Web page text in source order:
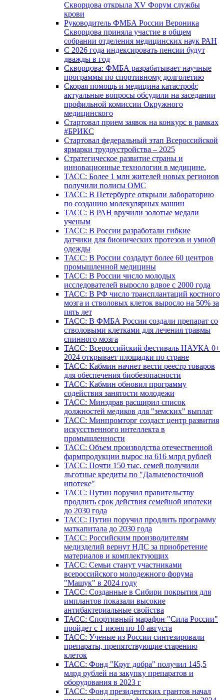
Скворцова открыла XV Форум службы
крови
Руководитель ФМБА России Вероника
Скворцова приняла участие в общем
собрании отделения медицинских наук РАН
С 2026 года индексировать пенсии будут
дважды в год
Скворцова: ФМБА разрабатывает научные
программы по спортивному долголетию
Скорая помощь и медицина катастроф:
актуальные вопросы обсудили на заседании
профильной комиссии Окружного
медицинского
Стартовал прием заявок на конкурс в рамках
#БРИКС
Стартовал федеральный этап Всероссийской
ярмарки трудоустройства – 2025
Стратегическое развитие страны и
инновационные технологии в медицине.
ТАСС: Более 1 млн жителей новых регионов
получили полисы ОМС
ТАСС: В Петербурге открыли лабораторию
по созданию молекулярных машин
ТАСС: В РАН вручили золотые медали
ученым
ТАСС: В России разработали гибкие
датчики для бионических протезов и умной
одежды
ТАСС: В России создадут более 60 центров
промышленной медицины
ТАСС: В России число молодых
исследователей выросло вдвое с 2000 года
ТАСС: В РФ число трансплантаций костного
мозга и стволовых клеток выросло на 50% за
пять лет
ТАСС: В ФМБА России создали препарат со
стволовыми клетками для лечения травмы
спинного мозга
ТАСС: Всероссийский фестиваль НАУКА 0+
2024 открывает площадки по стране
ТАСС: Кабмин начнет вести реестр товаров
для обеспечения биобезопасности
ТАСС: Кабмин обновил программу
содействия занятости молодежи
ТАСС: Минздрав расширил список
должностей медиков для "земских" выплат
ТАСС: Минпромторг создаст центр развития
искусственного интеллекта в
промышленности
ТАСС: Объем производства отечественной
фармпродукции вырос на 616 млрд рублей
ТАСС: Почти 150 тыс. семей получили
льготные кредиты по "Дальневосточной
ипотеке"
ТАСС: Путин поручил правительству
продлить срок действия семейной ипотеки
до 2030 года
ТАСС: Путин поручил продлить программу
маткапитала до 2030 года
ТАСС: Российским производителям
медизделий вернут НДС за приобретение
материалов и комплектующих
ТАСС: Семьи станут участниками
всероссийского молодежного форума
"Машук" в 2024 году
ТАСС: Созданные в Сибири покрытия для
имплантов показали высокие
антибактериальные свойства
ТАСС: Спортивный марафон "Сила России"
пройдет с 1 июня по 10 августа
ТАСС: Ученые из России синтезировали
препараты, препятствующие старению
клеток
ТАСС: Фонд "Круг добра" получил 145,5
млрд рублей на закупку препаратов и
оборудования в 2023 г
ТАСС: Фонд президентских грантов начал